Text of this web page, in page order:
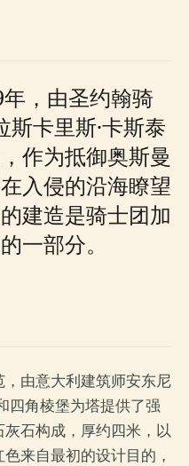
，由圣约翰骑
斯卡里斯·卡斯泰
作为抵御奥斯曼
入侵的沿海瞭望
建造是骑士团加
一部分。
由意大利建筑师安东尼
四角棱堡为塔提供了强
石构成，厚约四米，以
来自最初的设计目的，